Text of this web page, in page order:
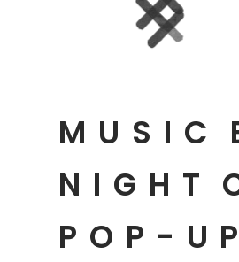
NIGHT
MUSIC
POP-UP